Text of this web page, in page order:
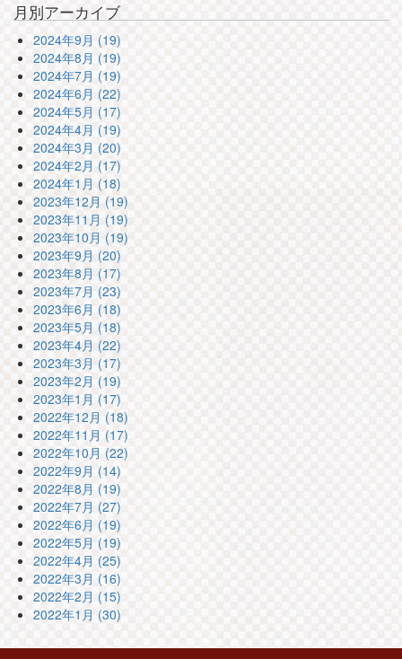
月別アーカイブ
2024年9月 (19)
2024年8月 (19)
2024年7月 (19)
2024年6月 (22)
2024年5月 (17)
2024年4月 (19)
2024年3月 (20)
2024年2月 (17)
2024年1月 (18)
2023年12月 (19)
2023年11月 (19)
2023年10月 (19)
2023年9月 (20)
2023年8月 (17)
2023年7月 (23)
2023年6月 (18)
2023年5月 (18)
2023年4月 (22)
2023年3月 (17)
2023年2月 (19)
2023年1月 (17)
2022年12月 (18)
2022年11月 (17)
2022年10月 (22)
2022年9月 (14)
2022年8月 (19)
2022年7月 (27)
2022年6月 (19)
2022年5月 (19)
2022年4月 (25)
2022年3月 (16)
2022年2月 (15)
2022年1月 (30)